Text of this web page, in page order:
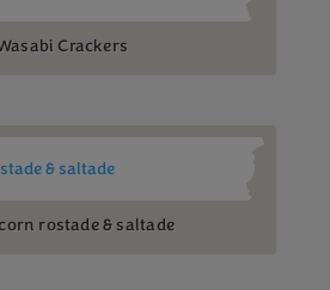
Crackers
rostade & saltade